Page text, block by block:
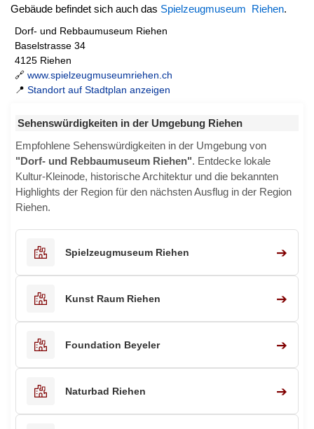
Gebäude befindet sich auch das Spielzeugmuseum Riehen.
Dorf- und Rebbaumuseum Riehen
Baselstrasse 34
4125 Riehen
🔗 www.spielzeugmuseumriehen.ch
📍 Standort auf Stadtplan anzeigen
Sehenswürdigkeiten in der Umgebung Riehen
Empfohlene Sehenswürdigkeiten in der Umgebung von
"Dorf- und Rebbaumuseum Riehen". Entdecke lokale
Kultur-Kleinode, historische Architektur und die bekannten
Highlights der Region für den nächsten Ausflug in der Region
Riehen.
Spielzeugmuseum Riehen ➔
Kunst Raum Riehen ➔
Foundation Beyeler ➔
Naturbad Riehen ➔